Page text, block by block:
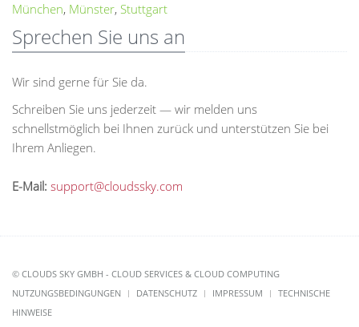
München, Münster, Stuttgart
Sprechen Sie uns an
Wir sind gerne für Sie da.
Schreiben Sie uns jederzeit — wir melden uns
schnellstmöglich bei Ihnen zurück und unterstützen Sie bei
Ihrem Anliegen.
E-Mail: support@cloudssky.com
© CLOUDS SKY GMBH - CLOUD SERVICES & CLOUD COMPUTING
NUTZUNGSBEDINGUNGEN
DATENSCHUTZ IMPRESSUM
TECHNISCHE
HINWEISE